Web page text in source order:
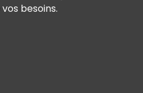
besoins.